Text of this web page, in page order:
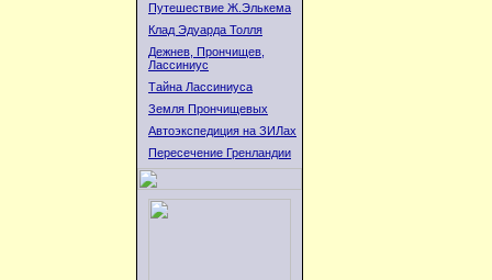
Путешествие Ж.Элькема
Клад Эдуарда Толля
Дежнев, Прончищев,
Лассиниус
Тайна Лассиниуса
Земля Прончищевых
Автоэкспедиция на ЗИЛах
Пересечение Гренландии